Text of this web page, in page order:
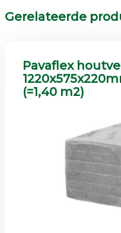
Gerelateerde
Pavaflex
(=1,40 m2)